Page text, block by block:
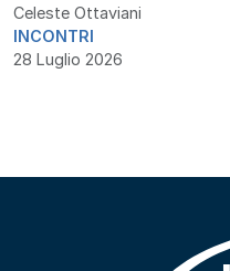
Celeste Ottaviani
INCONTRI
28 Luglio 2026